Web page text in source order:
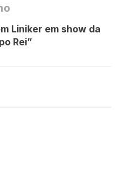
Liniker em show da
Rei”